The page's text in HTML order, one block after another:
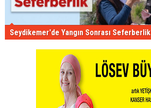
Seydikemer'de Yangın Sonrası Seferberlik